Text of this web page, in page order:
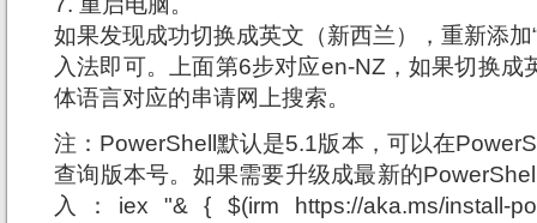
如果发现成功切换成英文（新西兰），重新添加
入法即可。上面第6步对应en-NZ，如果切换成
体语言对应的串请网上搜索。
注：PowerShell默认是5.1版本，可以在
查询版本号。如果需要升级成最新的
入：iex "& { $(irm https://aka.ms/install-